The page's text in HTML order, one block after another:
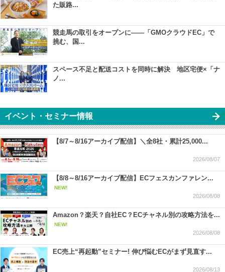
た販路...
競走馬の取引をオープンに――「GMOクラウドEC」で
挑む、国...
スペース不足と配送コストを同時に解決 地区宅便×「ナ
ノ...
イベント・セミナー情報
【8/7～8/16アーカイブ配信】＼全8社・累計25,000...
2026/08/07
【8/8～8/16アーカイブ配信】ECフェスカンファレン...
NEW!
2026/08/08
Amazon？楽天？自社EC？ECチャネル別の攻略方法を...
NEW!
2026/08/08
EC売上“再起動”セミナー! 伸び悩むECがまず見直す...
2026/08/13